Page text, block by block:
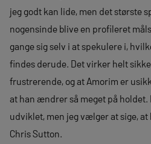
jeg godt kan lide, men det største
nogensinde blive en profileret
gange sig selv i at spekulere i,
findes derude. Det virker helt
frustrerende, og at Amorim er
at han ændrer så meget på
udviklet, men jeg vælger at sige,
Chris Sutton.